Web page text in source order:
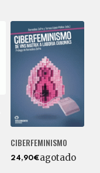
CIBERFEMINISMO
24,90€agotado